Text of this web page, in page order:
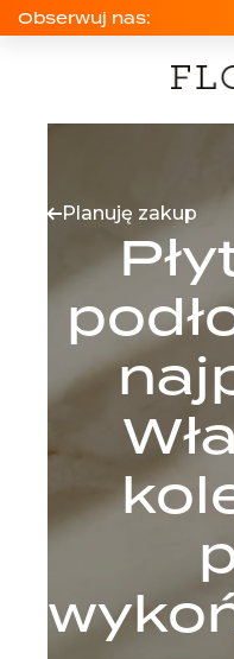
Obserwuj nas:
Planuję zakup